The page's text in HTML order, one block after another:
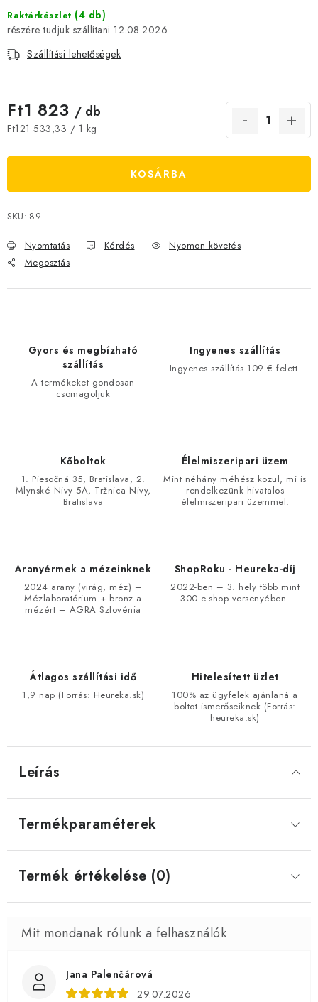
JELENLEGI KEDVEZMÉNYEK
HÍREK
ÉTREND-KIEGÉSZÍTŐK
Cikkek
Fotogaléria
Raktárkészlet (4 db)
12.08.2026
Szállítási lehetőségek
Ft1 823 / db
Egységár:
Ft121 533,33 / 1 kg
KOSÁRBA
SKU: 89
Nyomtatás Kérdés
Nyomon követés
Megosztás
Gyors és megbízható
szállítás
A termékeket gondosan
csomagoljuk
Ingyenes szállítás
Ingyenes szállítás 109 € felett.
Kőboltok
1. Piesočná 35, Bratislava, 2.
Mlynské Nivy 5A, Tržnica Nivy,
Bratislava
Élelmiszeripari üzem
Mint néhány méhész közül, mi is
rendelkezünk hivatalos
élelmiszeripari üzemmel.
Aranyérmek a mézeinknek
2024 arany (virág, méz) –
Mézlaboratórium + bronz a
mézért – AGRA Szlovénia
ShopRoku - Heureka-díj
2022-ben – 3. hely több mint
300 e-shop versenyében.
Átlagos szállítási idő
1,9 nap (Forrás: Heureka.sk)
Hitelesített üzlet
100% az ügyfelek ajánlaná a
boltot ismerőseiknek (Forrás:
heureka.sk)
Leírás
Termékparaméterek
Termék értékelése (0)
Jana Palenčárová
29.07.2026